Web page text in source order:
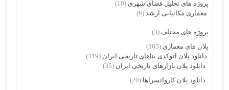
پروژه های تحلیل فضای شهری (10)
معماری مکانیابی ارشد (6)
پروژه های مختلف (3)
پلان های معماری (365)
دانلود پلان اتوکدی بناهای تاریخی ایران (319)
دانلود پلان بازارهای تاریخی ایران (35)
دانلود پلان کاروانسراها (20)